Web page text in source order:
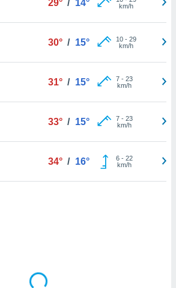
29° / 14°
km/h
30° / 15° 10- 29
km/h
31° / 15° 7- 23
km/h
33° / 15° 7- 23
km/h
34° / 16° 6- 22
km/h